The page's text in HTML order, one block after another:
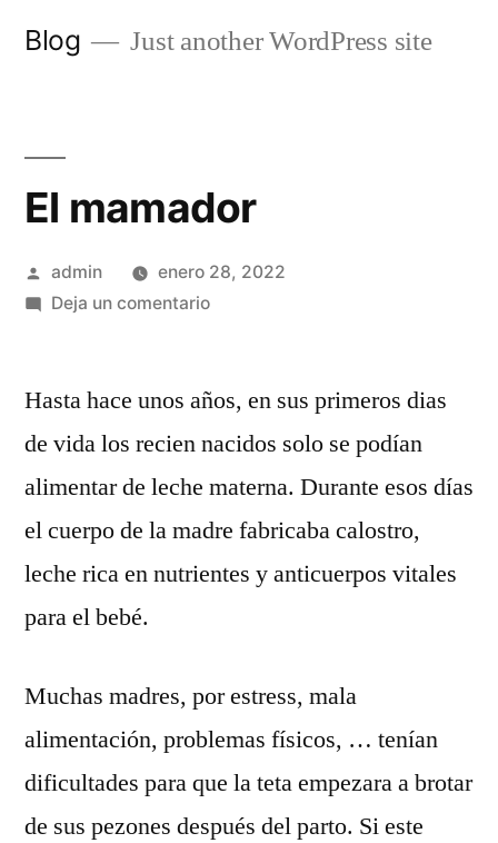
Blog Just another WordPress site
El mamador
Publicado
por
admin
enero 28, 2022
Deja un comentarioen
Hasta hace unos años, en sus primeros dias
de vida los recien nacidos solo se podían
alimentar de leche materna. Durante esos días
el cuerpo de la madre fabricaba calostro,
leche rica en nutrientes y anticuerpos vitales
para el bebé.
Muchas madres, por estress, mala
alimentación, problemas físicos, … tenían
dificultades para que la teta empezara a brotar
de sus pezones después del parto. Si este